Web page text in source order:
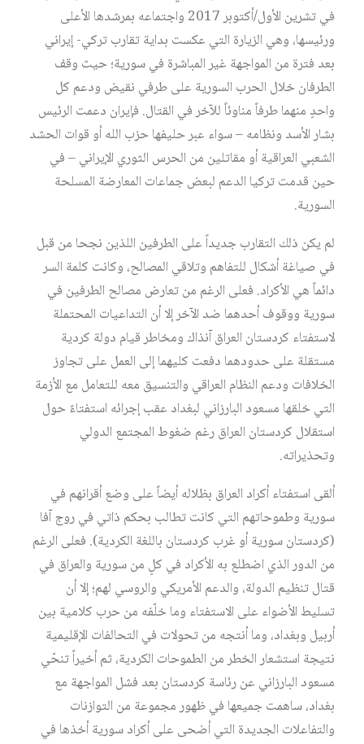
في تشرين الأول/أكتوبر 2017 واجتماعه بمرشدها الأعلى
ورئيسها، وهي الزيارة التي عكست بداية تقارب تركي- إيراني
بعد فترة من المواجهة غير المباشرة في سورية؛ حيث وقف
الطرفان خلال الحرب السورية على طرفي نقيض ودعم كل
واحدٍ منهما طرفاً مناوئاً للآخر في القتال. فإيران دعمت الرئيس
بشار الأسد ونظامه – سواء عبر حليفها حزب الله أو قوات الحشد
الشعبي العراقية أو مقاتلين من الحرس الثوري الإيراني – في
حين قدمت تركيا الدعم لبعض جماعات المعارضة المسلحة
السورية.
لم يكن ذلك التقارب جديداً على الطرفين اللذين نجحا من قبل
في صياغة أشكال للتفاهم وتلاقي المصالح، وكانت كلمة السر
دائماً هي الأكراد. فعلى الرغم من تعارض مصالح الطرفين في
سورية ووقوف أحدهما ضد الآخر إلا أن التداعيات المحتملة
لاستفتاء كردستان العراق آنذاك ومخاطر قيام دولة كردية
مستقلة على حدودهما دفعت كليهما إلى العمل على تجاوز
الخلافات ودعم النظام العراقي والتنسيق معه للتعامل مع الأزمة
التي خلقها مسعود البارزاني لبغداد عقب إجرائه استفتاءً حول
استقلال كردستان العراق رغم ضغوط المجتمع الدولي
وتحذيراته.
ألقى استفتاء أكراد العراق بظلاله أيضاً على وضع أقرانهم في
سورية وطموحاتهم التي كانت تطالب بحكم ذاتي في روج آفا
(كردستان سورية أو غرب كردستان باللغة الكردية). فعلى الرغم
من الدور الذي اضطلع به الأكراد في كلٍ من سورية والعراق في
قتال تنظيم الدولة، والدعم الأمريكي والروسي لهم؛ إلا أن
تسليط الأضواء على الاستفتاء وما خلّفه من حرب كلامية بين
أربيل وبغداد، وما أنتجه من تحولات في التحالفات الإقليمية
نتيجة استشعار الخطر من الطموحات الكردية، ثم أخيراً تنحّي
مسعود البارزاني عن رئاسة كردستان بعد فشل المواجهة مع
بغداد، ساهمت جميعها في ظهور مجموعة من التوازنات
والتفاعلات الجديدة التي أضحى على أكراد سورية أخذها في